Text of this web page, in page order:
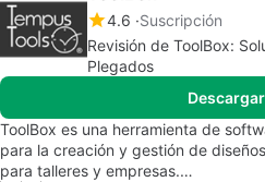
4.6 Suscripción
Revisión de ToolBox:
Plegados
ToolBox es una herramienta de
para la creación y gestión de
para talleres y empresas.…